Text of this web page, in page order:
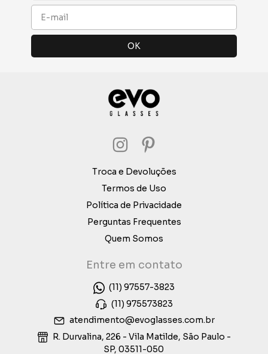
Troca e Devoluções
Termos de Uso
Política de Privacidade
Perguntas Frequentes
Quem Somos
Entre em contato
(11) 97557-3823
(11) 975573823
atendimento@evoglasses.com.br
R. Durvalina, 226 - Vila Matilde, São Paulo -
SP, 03511-050